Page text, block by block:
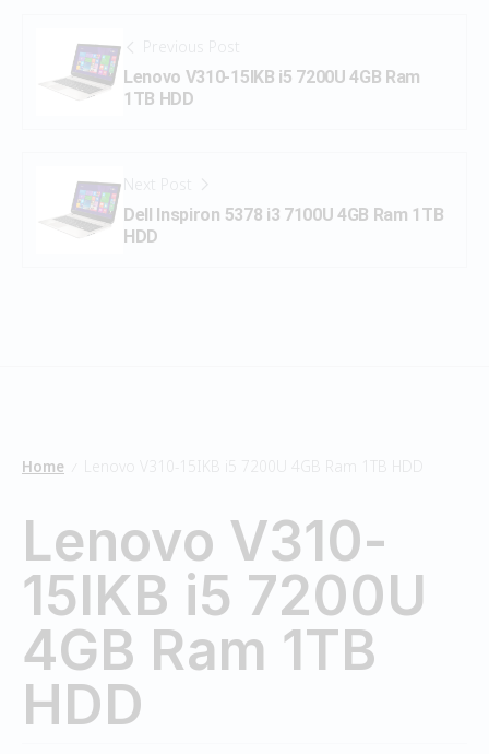
Previous Post
Lenovo V310-15IKB i5 7200U 4GB Ram
1TB HDD
Next Post
Dell Inspiron 5378 i3 7100U 4GB Ram 1TB
HDD
Home Lenovo V310-15IKB i5 7200U 4GB Ram 1TB HDD
Lenovo V310-
15IKB i5 7200U
4GB Ram 1TB
HDD